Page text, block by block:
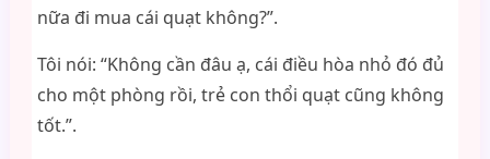
nữa đi mua cái quạt không?”.
Tôi nói: “Không cần đâu ạ, cái điều hòa nhỏ đó đủ
cho một phòng rồi, trẻ con thổi quạt cũng không
tốt.”.